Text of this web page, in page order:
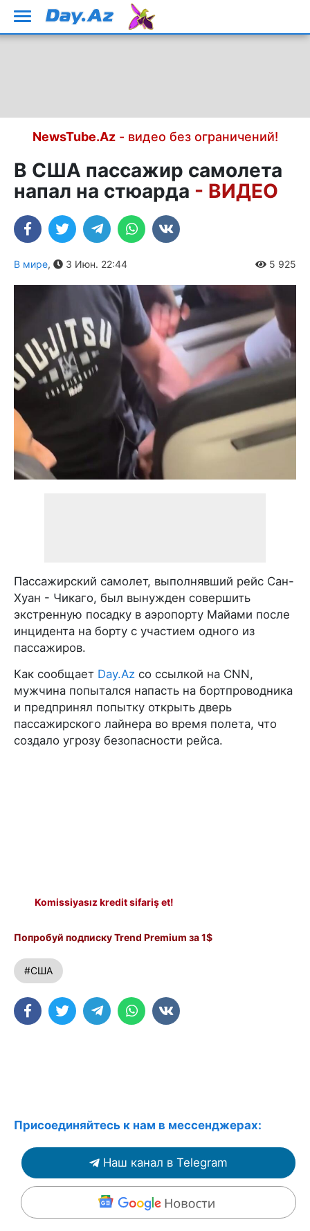
NewsTube.Az- видео без ограничений!
В США пассажир самолета
напал на стюарда - ВИДЕО
В мире, 3 Июн. 22:44 5 925
Пассажирский самолет, выполнявший рейс Сан-
Хуан - Чикаго, был вынужден совершить
экстренную посадку в аэропорту Майами после
инцидента на борту с участием одного из
пассажиров.
Как сообщает Day.Az со ссылкой на CNN,
мужчина попытался напасть на бортпроводника
и предпринял попытку открыть дверь
пассажирского лайнера во время полета, что
создало угрозу безопасности рейса.
Komissiyasız kredit sifariş et!
Попробуй подписку Trend Premium за 1$
#США
Присоединяйтесь к нам в мессенджерах:
Наш канал в Telegram